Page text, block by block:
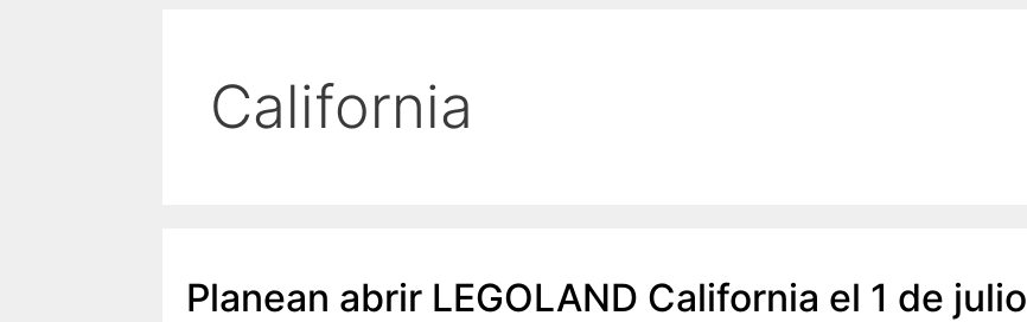
California
Planean abrir LEGOLAND California el 1 de julio